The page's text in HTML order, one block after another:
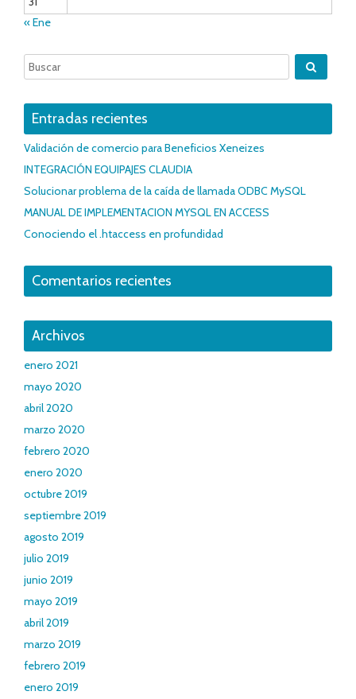
« Ene
Entradas recientes
Validación de comercio para Beneficios Xeneizes
INTEGRACIÓN EQUIPAJES CLAUDIA
Solucionar problema de la caída de llamada ODBC MySQL
MANUAL DE IMPLEMENTACION MYSQL EN ACCESS
Conociendo el .htaccess en profundidad
Comentarios recientes
Archivos
enero 2021
mayo 2020
abril 2020
marzo 2020
febrero 2020
enero 2020
octubre 2019
septiembre 2019
agosto 2019
julio 2019
junio 2019
mayo 2019
abril 2019
marzo 2019
febrero 2019
enero 2019